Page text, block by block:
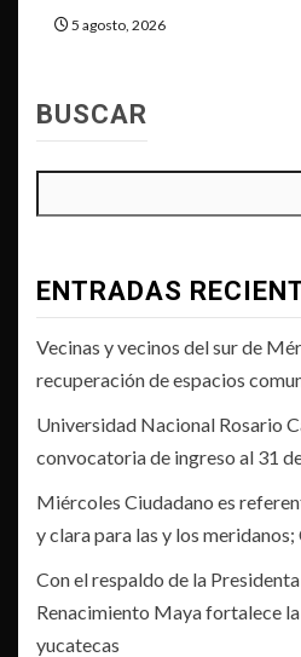
5 agosto, 2026
BUSCAR
ENTRADAS
Vecinas y vecinos del sur de
recuperación de espacios
Universidad Nacional Rosario
convocatoria de ingreso al 31
Miércoles Ciudadano es
y clara para las y los
Con el respaldo de la
Renacimiento Maya fortalece
yucatecas